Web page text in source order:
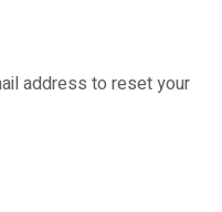
address to reset your